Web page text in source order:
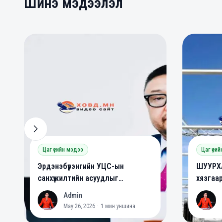
Цаг үеийн мэдээ
Эрдэнэбүрэнгийн УЦС-ын
санхүүжилтийн асуудлыг
шийдвэрлэлээ
A
Admin
May 26, 2026 · 1 мин уншина
Цаг
A